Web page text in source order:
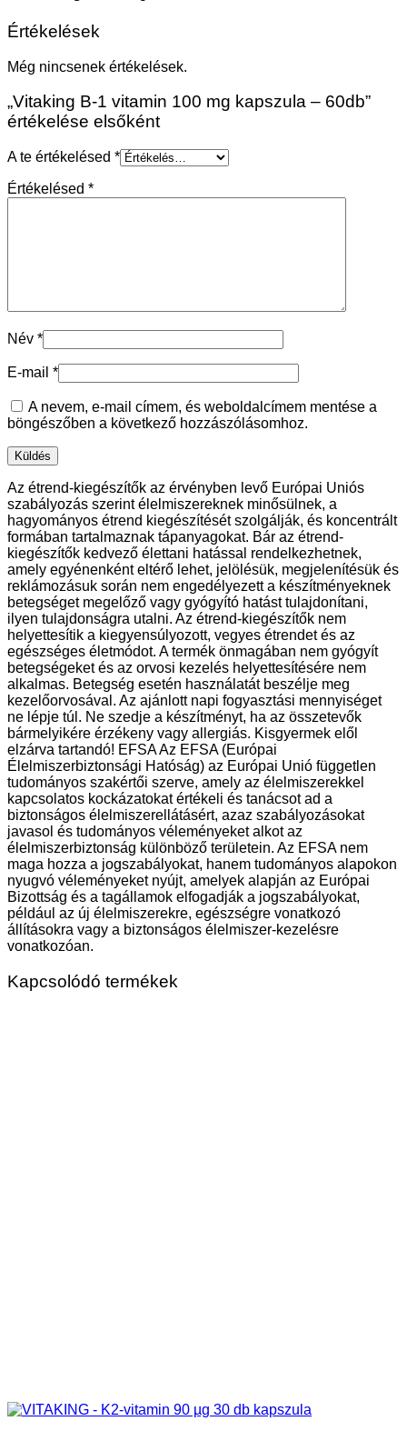
Értékelések
Még nincsenek értékelések.
„Vitaking B-1 vitamin 100 mg kapszula – 60db”
értékelése elsőként
A te értékelésed *
Értékelésed *
Név *
E-mail *
A nevem, e-mail címem, és weboldalcímem mentése a
böngészőben a következő hozzászólásomhoz.
Az étrend-kiegészítők az érvényben levő Európai Uniós
szabályozás szerint élelmiszereknek minősülnek, a
hagyományos étrend kiegészítését szolgálják, és koncentrált
formában tartalmaznak tápanyagokat. Bár az étrend-
kiegészítők kedvező élettani hatással rendelkezhetnek,
amely egyénenként eltérő lehet, jelölésük, megjelenítésük és
reklámozásuk során nem engedélyezett a készítményeknek
betegséget megelőző vagy gyógyító hatást tulajdonítani,
ilyen tulajdonságra utalni. Az étrend-kiegészítők nem
helyettesítik a kiegyensúlyozott, vegyes étrendet és az
egészséges életmódot. A termék önmagában nem gyógyít
betegségeket és az orvosi kezelés helyettesítésére nem
alkalmas. Betegség esetén használatát beszélje meg
kezelőorvosával. Az ajánlott napi fogyasztási mennyiséget
ne lépje túl. Ne szedje a készítményt, ha az összetevők
bármelyikére érzékeny vagy allergiás. Kisgyermek elől
elzárva tartandó! EFSA Az EFSA (Európai
Élelmiszerbiztonsági Hatóság) az Európai Unió független
tudományos szakértői szerve, amely az élelmiszerekkel
kapcsolatos kockázatokat értékeli és tanácsot ad a
biztonságos élelmiszerellátásért, azaz szabályozásokat
javasol és tudományos véleményeket alkot az
élelmiszerbiztonság különböző területein. Az EFSA nem
maga hozza a jogszabályokat, hanem tudományos alapokon
nyugvó véleményeket nyújt, amelyek alapján az Európai
Bizottság és a tagállamok elfogadják a jogszabályokat,
például az új élelmiszerekre, egészségre vonatkozó
állításokra vagy a biztonságos élelmiszer-kezelésre
vonatkozóan.
Kapcsolódó termékek